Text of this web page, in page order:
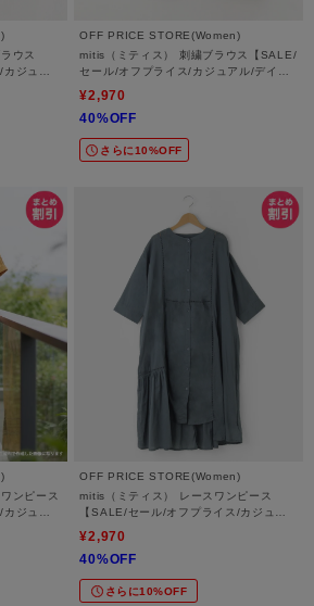
ウス
カジュア
体型カバ
OFF PRICE STORE(Women)
mitis（ミティス） 刺繍ブラウス【SALE/
セール/オフプライス/カジュアル/デイリ
ー/トレンド】
¥2,970
40%OFF
さらに10%OFF
ンピース
ジュア
OFF PRICE STORE(Women)
mitis（ミティス） レースワンピース
【SALE/セール/オフプライス/カジュア
ー】
¥2,970
40%OFF
さらに10%OFF